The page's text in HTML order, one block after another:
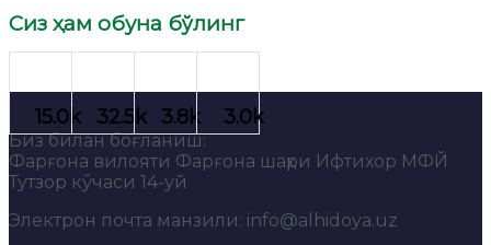
Сиз ҳам обуна бўлинг
Биз билан боғланиш:
Фарғона вилояти Фарғона шаҳри Ифтихор МФЙ
Тутзор кўчаси 14-уй
Электрон почта манзили: info@alhidoya.uz